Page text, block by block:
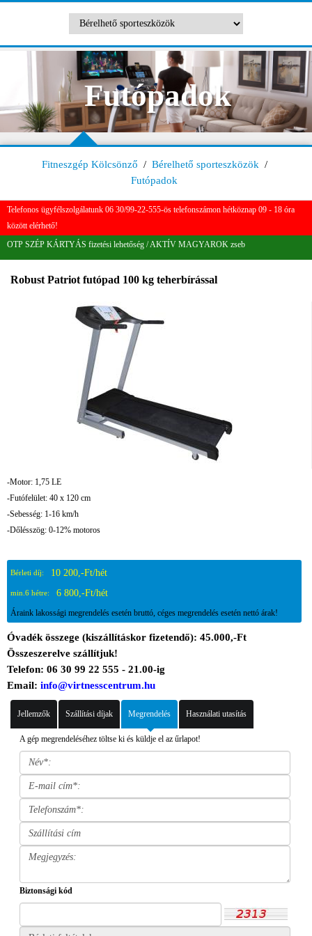
Futópadok
Fitneszgép Kölcsönző / Bérelhető sporteszközök /
Futópadok
Telefonos ügyfélszolgálatunk 06 30/99-22-555-ös telefonszámon hétköznap 09 - 18 óra
között elérhető!
OTP SZÉP KÁRTYÁS fizetési lehetőség / AKTÍV MAGYAROK zseb
Robust Patriot futópad 100 kg teherbírással
-Motor: 1,75 LE
-Futófelület: 40 x 120 cm
-Sebesség: 1-16 km/h
-Dőlésszög: 0-12% motoros
Bérleti díj: 10 200,-Ft/hét
min.6 hétre: 6 800,-Ft/hét
Áraink lakossági megrendelés esetén bruttó, céges megrendelés esetén nettó árak!
Óvadék összege (kiszállításkor fizetendő): 45.000,-Ft
Összeszerelve szállítjuk!
Telefon: 06 30 99 22 555 - 21.00-ig
Email: info@virtnesscentrum.hu
Jellemzők Szállítási díjak Megrendelés Használati utasítás
A gép megrendeléséhez töltse ki és küldje el az űrlapot!
Biztonsági kód